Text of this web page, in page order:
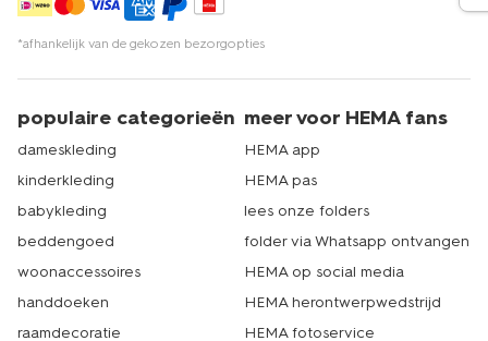
*afhankelijk van de gekozen bezorgopties
populaire categorieën
dameskleding
kinderkleding
babykleding
beddengoed
woonaccessoires
handdoeken
raamdecoratie
meer voor HEMA fans
HEMA app
HEMA pas
lees onze folders
folder via Whatsapp ontvangen
HEMA op social media
HEMA herontwerpwedstrijd
HEMA fotoservice